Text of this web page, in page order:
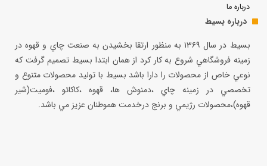
درباره ما
درباره بسیط
بسيط در سال ۱۳۶۹ به منظور ارتقا بخشيدن به صنعت چاي و قهوه در
زمينه فروشگاهي شروع به كار كرد از همان ابتدا بسيط تصميم گرفت كه
نوعي خاص از محصولات را دارا باشد بسيط با توليد محصولات متنوع و
تخصصي در زمينه چاي ،دمنوش ها، قهوه ،كاكائو ،فوميت(شير
قهوه)،محصولات رژيمي و برنج درخدمت هموطنان عزيز مي باشد.